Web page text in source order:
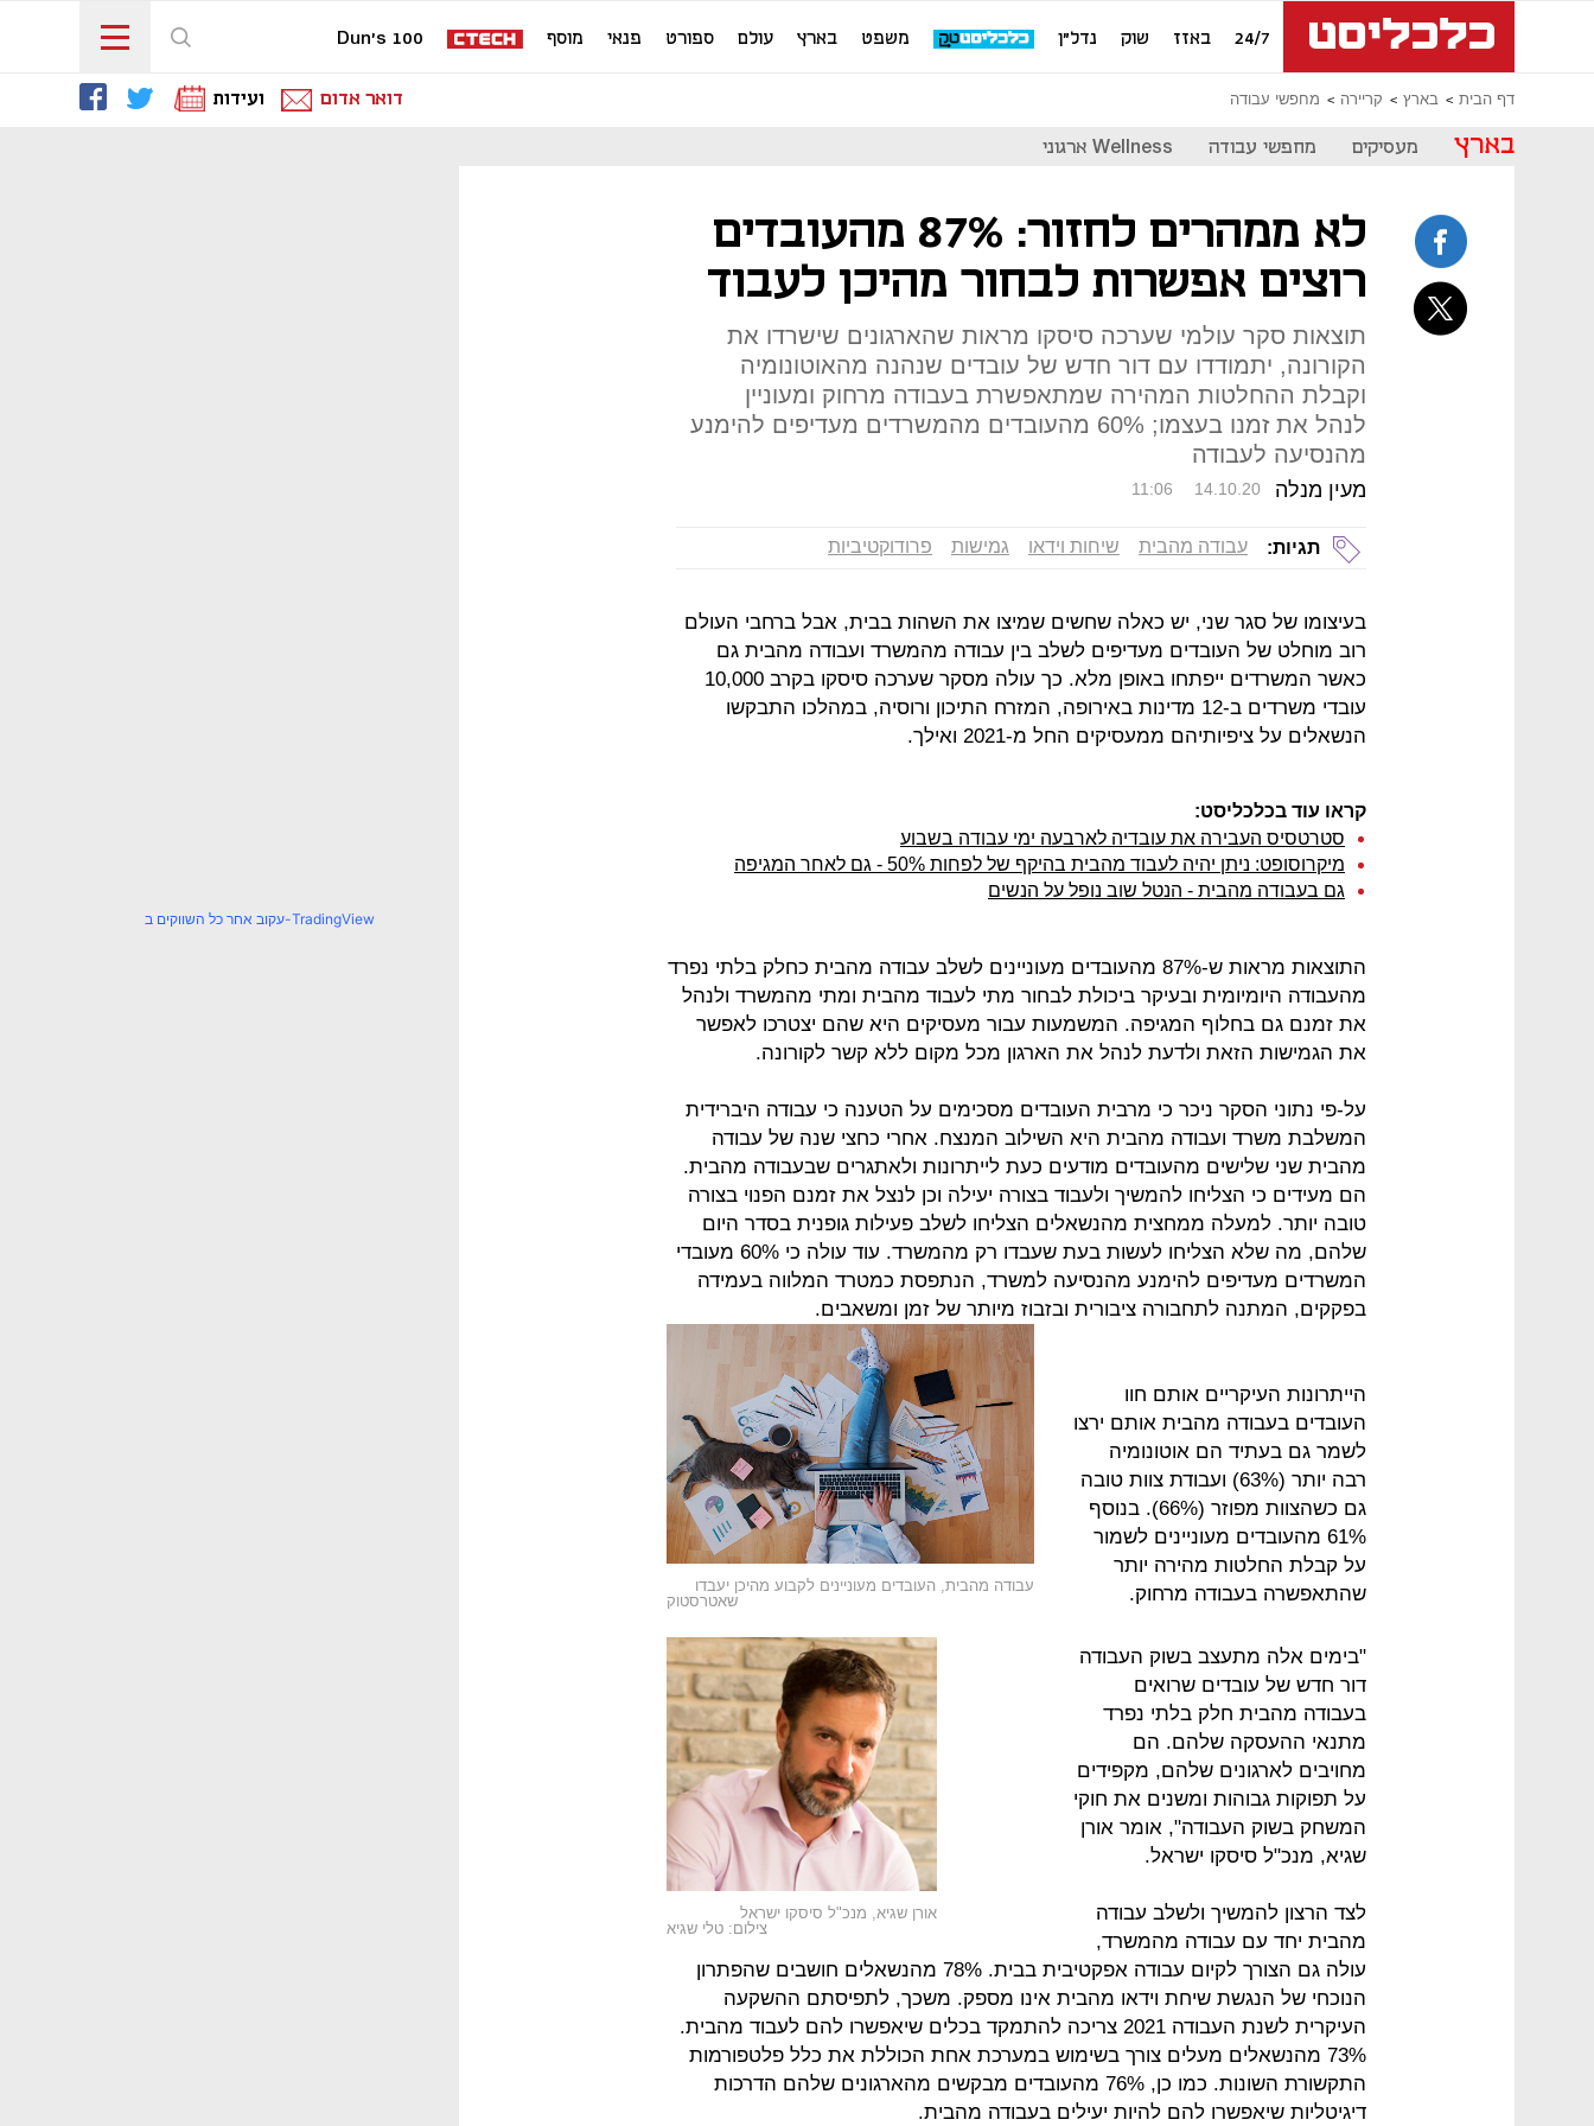
24/7 באזז שוק נדל"ן משפט בארץ עולם ספורט פנאי מוסף Dun's 100
דף הבית בארץ קריירה מחפשי עבודה דואר אדום ועידות
בארץ מעסיקים מחפשי עבודה Wellness ארגוני
לא ממהרים לחזור: 87% מהעובדים
רוצים אפשרות לבחור מהיכן לעבוד
תוצאות סקר עולמי שערכה סיסקו מראות שהארגונים שישרדו את
הקורונה, יתמודדו עם דור חדש של עובדים שנהנה מהאוטונומיה
וקבלת ההחלטות המהירה שמתאפשרת בעבודה מרחוק ומעוניין
לנהל את זמנו בעצמו; 60% מהעובדים מהמשרדים מעדיפים להימנע
מהנסיעה לעבודה
מעין מנלה 11:06 14.10.20
תגיות: עבודה מהבית שיחות וידאו גמישות פרודוקטיביות
בעיצומו של סגר שני, יש כאלה שחשים שמיצו את השהות בבית, אבל ברחבי העולם
רוב מוחלט של העובדים מעדיפים לשלב בין עבודה מהמשרד ועבודה מהבית גם
כאשר המשרדים ייפתחו באופן מלא. כך עולה מסקר שערכה סיסקו בקרב 10,000
עובדי משרדים ב-12 מדינות באירופה, המזרח התיכון ורוסיה, במהלכו התבקשו
הנשאלים על ציפיותיהם ממעסיקים החל מ-2021 ואילך.
קראו עוד בכלכליסט:
סטרטסיס העבירה את עובדיה לארבעה ימי עבודה בשבוע
מיקרוסופט: ניתן יהיה לעבוד מהבית בהיקף של לפחות 50% - גם לאחר המגיפה
גם בעבודה מהבית - הנטל שוב נופל על הנשים
התוצאות מראות ש-87% מהעובדים מעוניינים לשלב עבודה מהבית כחלק בלתי נפרד
מהעבודה היומיומית ובעיקר ביכולת לבחור מתי לעבוד מהבית ומתי מהמשרד ולנהל
את זמנם גם בחלוף המגיפה. המשמעות עבור מעסיקים היא שהם יצטרכו לאפשר
את הגמישות הזאת ולדעת לנהל את הארגון מכל מקום ללא קשר לקורונה.
על-פי נתוני הסקר ניכר כי מרבית העובדים מסכימים על הטענה כי עבודה היברידית
המשלבת משרד ועבודה מהבית היא השילוב המנצח. אחרי כחצי שנה של עבודה
מהבית שני שלישים מהעובדים מודעים כעת לייתרונות ולאתגרים שבעבודה מהבית.
הם מעידים כי הצליחו להמשיך ולעבוד בצורה יעילה וכן לנצל את זמנם הפנוי בצורה
טובה יותר. למעלה ממחצית מהנשאלים הצליחו לשלב פעילות גופנית בסדר היום
שלהם, מה שלא הצליחו לעשות בעת שעבדו רק מהמשרד. עוד עולה כי 60% מעובדי
המשרדים מעדיפים להימנע מהנסיעה למשרד, הנתפסת כמטרד המלווה בעמידה
בפקקים, המתנה לתחבורה ציבורית ובזבוז מיותר של זמן ומשאבים.
עבודה מהבית, העובדים מעוניינים לקבוע מהיכן יעבדו
שאטרסטוק
הייתרונות העיקריים אותם חוו
העובדים בעבודה מהבית אותם ירצו
לשמר גם בעתיד הם אוטונומיה
רבה יותר (63%) ועבודת צוות טובה
גם כשהצוות מפוזר (66%). בנוסף
61% מהעובדים מעוניינים לשמור
על קבלת החלטות מהירה יותר
שהתאפשרה בעבודה מרחוק.
אורן שגיא, מנכ"ל סיסקו ישראל
צילום: טלי שגיא
"בימים אלה מתעצב בשוק העבודה
דור חדש של עובדים שרואים
בעבודה מהבית חלק בלתי נפרד
מתנאי ההעסקה שלהם. הם
מחויבים לארגונים שלהם, מקפידים
על תפוקות גבוהות ומשנים את חוקי
המשחק בשוק העבודה", אומר אורן
שגיא, מנכ"ל סיסקו ישראל.
לצד הרצון להמשיך ולשלב עבודה
מהבית יחד עם עבודה מהמשרד,
עולה גם הצורך לקיום עבודה אפקטיבית בבית. 78% מהנשאלים חושבים שהפתרון
הנוכחי של הנגשת שיחת וידאו מהבית אינו מספק. משכך, לתפיסתם ההשקעה
העיקרית לשנת העבודה 2021 צריכה להתמקד בכלים שיאפשרו להם לעבוד מהבית.
73% מהנשאלים מעלים צורך בשימוש במערכת אחת הכוללת את כלל פלטפורמות
התקשורת השונות. כמו כן, 76% מהעובדים מבקשים מהארגונים שלהם הדרכות
דיגיטליות שיאפשרו להם להיות יעילים בעבודה מהבית.
עקוב אחר כל השווקים ב-TradingView